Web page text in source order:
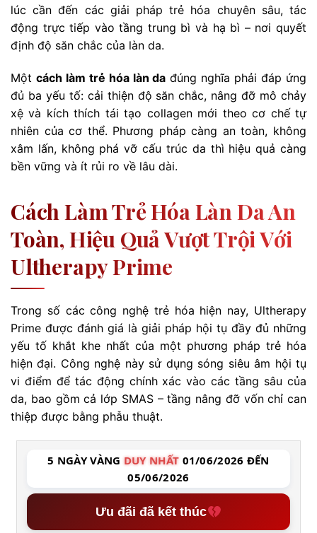
lúc cần đến các giải pháp trẻ hóa chuyên sâu, tác
động trực tiếp vào tầng trung bì và hạ bì – nơi quyết
định độ săn chắc của làn da.
Một cách làm trẻ hóa làn da đúng nghĩa phải đáp ứng
đủ ba yếu tố: cải thiện độ săn chắc, nâng đỡ mô chảy
xệ và kích thích tái tạo collagen mới theo cơ chế tự
nhiên của cơ thể. Phương pháp càng an toàn, không
xâm lấn, không phá vỡ cấu trúc da thì hiệu quả càng
bền vững và ít rủi ro về lâu dài.
Cách Làm Trẻ Hóa Làn Da An
Toàn, Hiệu Quả Vượt Trội Với
Ultherapy Prime
Trong số các công nghệ trẻ hóa hiện nay, Ultherapy
Prime được đánh giá là giải pháp hội tụ đầy đủ những
yếu tố khắt khe nhất của một phương pháp trẻ hóa
hiện đại. Công nghệ này sử dụng sóng siêu âm hội tụ
vi điểm để tác động chính xác vào các tầng sâu của
da, bao gồm cả lớp SMAS – tầng nâng đỡ vốn chỉ can
thiệp được bằng phẫu thuật.
5 NGÀY VÀNG DUY NHẤT 01/06/2026 ĐẾN
05/06/2026
Ưu đãi đã kết thúc